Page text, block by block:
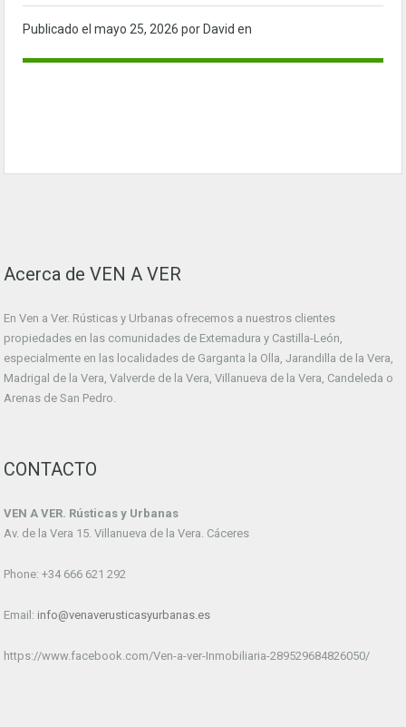
Publicado el mayo 25, 2026 por David en
Acerca de VEN A VER
En Ven a Ver. Rústicas y Urbanas ofrecemos a nuestros clientes
propiedades en las comunidades de Extemadura y Castilla-León,
especialmente en las localidades de Garganta la Olla, Jarandilla de la Vera,
Madrigal de la Vera, Valverde de la Vera, Villanueva de la Vera, Candeleda o
Arenas de San Pedro.
CONTACTO
VEN A VER. Rústicas y Urbanas
Av. de la Vera 15. Villanueva de la Vera. Cáceres
Phone: +34 666 621 292
Email: info@venaverusticasyurbanas.es
https://www.facebook.com/Ven-a-ver-Inmobiliaria-289529684826050/